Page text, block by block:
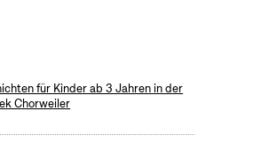
für Kinder ab 3 Jahren in der
Chorweiler